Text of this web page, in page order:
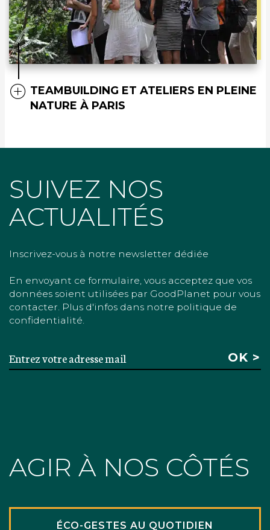
TEAMBUILDING ET ATELIERS EN PLEINE
NATURE À PARIS
SUIVEZ NOS
ACTUALITÉS
Inscrivez-vous à notre newsletter dédiée
En envoyant ce formulaire, vous acceptez que vos
données soient utilisées par GoodPlanet pour vous
contacter. Plus d'infos dans notre politique de
confidentialité.
AGIR À NOS CÔTÉS
ÉCO-GESTES AU QUOTIDIEN